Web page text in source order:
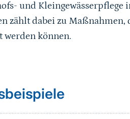
und Kleingewässerpflege
zählt dabei zu Maßnahmen,
können.